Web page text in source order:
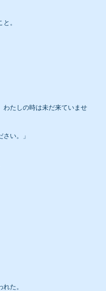
。
わたしの時は未だ来ていませ
い。」
た。